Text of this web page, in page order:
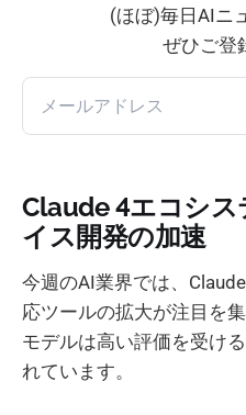
(ほぼ)毎日AIニ
ぜひご登
Claude 4エコシ
イス開発の加速
今週のAI業界では、
応ツールの拡大が注目を
モデルは高い評価を受け
れています。